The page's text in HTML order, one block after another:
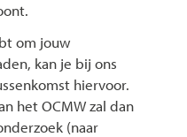
om jouw
kan je bij ons
hiervoor.
het OCMW zal dan
(naar